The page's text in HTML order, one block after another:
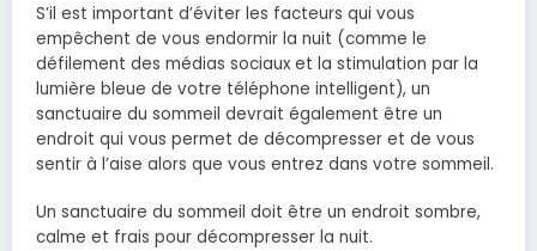
S’il est important d’éviter les facteurs qui vous
empêchent de vous endormir la nuit (comme le
défilement des médias sociaux et la stimulation par la
lumière bleue de votre téléphone intelligent), un
sanctuaire du sommeil devrait également être un
endroit qui vous permet de décompresser et de vous
sentir à l’aise alors que vous entrez dans votre sommeil.
Un sanctuaire du sommeil doit être un endroit sombre,
calme et frais pour décompresser la nuit.